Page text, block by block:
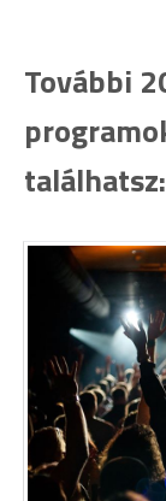
További
találhatsz: